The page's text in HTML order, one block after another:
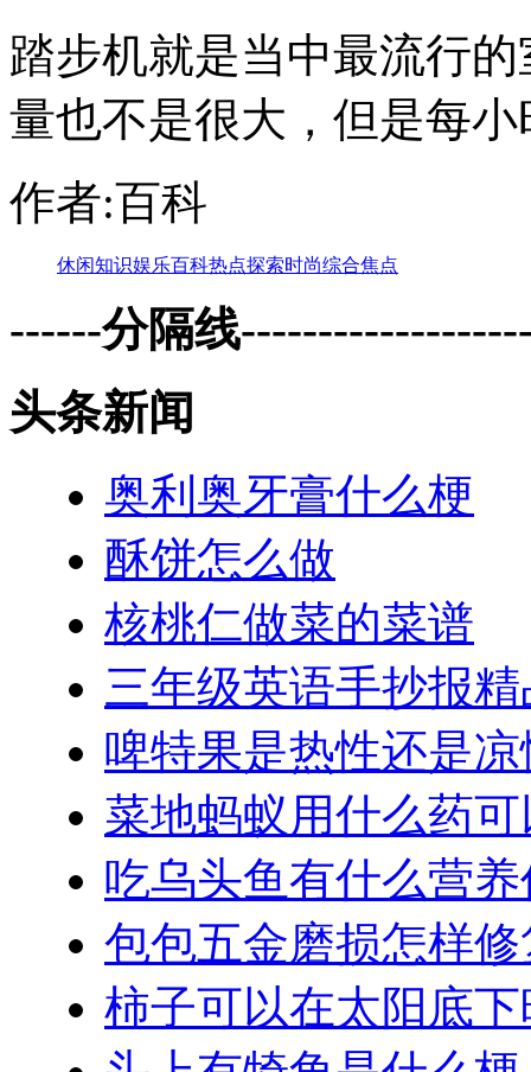
踏步机就是当中最流行
量也不是很大，但是每
作者:百科
休闲知识娱乐百科热点探索时尚综合焦点
------分隔线
头条新闻
奥利奥牙膏什么梗
酥饼怎么做
核桃仁做菜的菜谱
三年级英语手抄报精
啤特果是热性还是凉
菜地蚂蚁用什么药
吃乌头鱼有什么营
包包五金磨损怎样修
柿子可以在太阳底